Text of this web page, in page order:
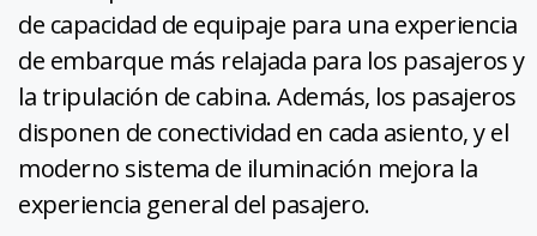
de capacidad de equipaje para una experiencia
de embarque más relajada para los pasajeros y
la tripulación de cabina. Además, los pasajeros
disponen de conectividad en cada asiento, y el
moderno sistema de iluminación mejora la
experiencia general del pasajero.